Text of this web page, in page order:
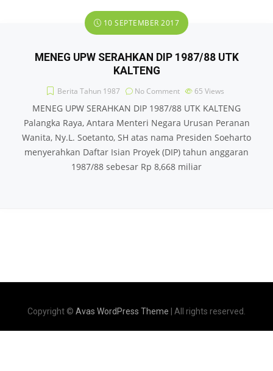
10 SEPTEMBER 2017
MENEG UPW SERAHKAN DIP 1987/88 UTK
KALTENG
Berita Tahun 1987 No Comment 65 Views
MENEG UPW SERAHKAN DIP 1987/88 UTK KALTENG
Palangka Raya, Antara Menteri Negara Urusan Peranan
Wanita, Ny.L. Soetanto, SH atas nama Presiden Soeharto
menyerahkan Daftar Isian Proyek (DIP) tahun anggaran
1987/88 sebesar Rp 8,668 miliar
Copyright © Avas WordPress Theme | All rights reserved.